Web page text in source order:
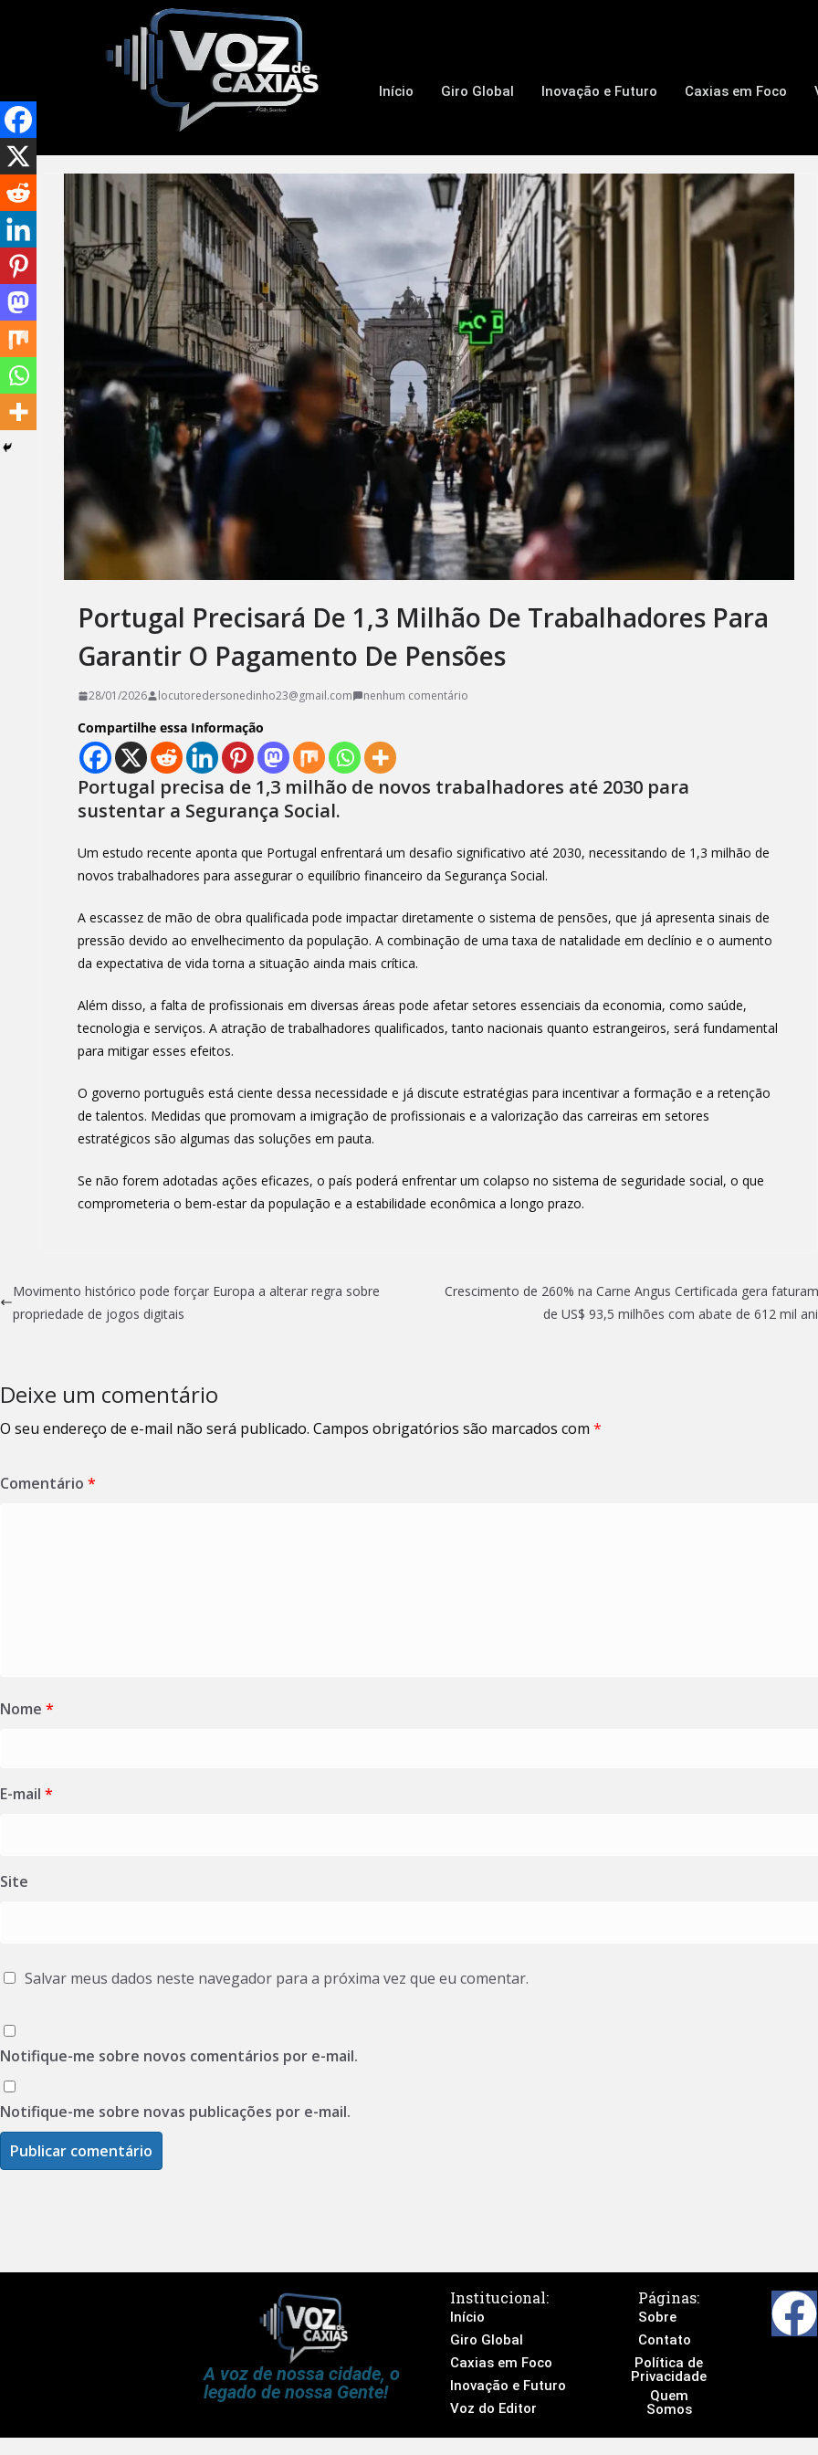
Início Giro Global Inovação e Futuro Caxias em Foco
Portugal Precisará De 1,3 Milhão De Trabalhadores Para
Garantir O Pagamento De Pensões
28/01/2026 locutoredersonedinho23@gmail.com nenhum comentário
Compartilhe essa Informação
Portugal precisa de 1,3 milhão de novos trabalhadores até 2030 para
sustentar a Segurança Social.
Um estudo recente aponta que Portugal enfrentará um desafio significativo até 2030, necessitando de 1,3 milhão de
novos trabalhadores para assegurar o equilíbrio financeiro da Segurança Social.
A escassez de mão de obra qualificada pode impactar diretamente o sistema de pensões, que já apresenta sinais de
pressão devido ao envelhecimento da população. A combinação de uma taxa de natalidade em declínio e o aumento
da expectativa de vida torna a situação ainda mais crítica.
Além disso, a falta de profissionais em diversas áreas pode afetar setores essenciais da economia, como saúde,
tecnologia e serviços. A atração de trabalhadores qualificados, tanto nacionais quanto estrangeiros, será fundamental
para mitigar esses efeitos.
O governo português está ciente dessa necessidade e já discute estratégias para incentivar a formação e a retenção
de talentos. Medidas que promovam a imigração de profissionais e a valorização das carreiras em setores
estratégicos são algumas das soluções em pauta.
Se não forem adotadas ações eficazes, o país poderá enfrentar um colapso no sistema de seguridade social, o que
comprometeria o bem-estar da população e a estabilidade econômica a longo prazo.
Movimento histórico pode forçar Europa a alterar regra sobre
propriedade de jogos digitais
Crescimento de 260% na Carne Angus Certificada gera
de US$ 93,5 milhões com abate de 612 mil
Deixe um comentário
O seu endereço de e-mail não será publicado. Campos obrigatórios são marcados com *
Comentário *
Nome *
E-mail *
Site
Salvar meus dados neste navegador para a próxima vez que eu comentar.
Notifique-me sobre novos comentários por e-mail.
Notifique-me sobre novas publicações por e-mail.
A voz de nossa cidade, o
legado de nossa Gente!
Institucional:
Início
Giro Global
Caxias em Foco
Inovação e Futuro
Voz do Editor
Páginas:
Sobre
Contato
Política de
Privacidade
Quem
Somos